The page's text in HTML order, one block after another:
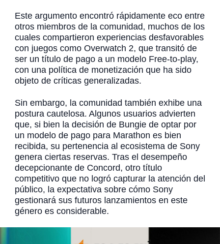
Este argumento encontró rápidamente eco entre
otros miembros de la comunidad, muchos de los
cuales compartieron experiencias desfavorables
con juegos como Overwatch 2, que transitó de
ser un título de pago a un modelo Free-to-play,
con una política de monetización que ha sido
objeto de críticas generalizadas.
Sin embargo, la comunidad también exhibe una
postura cautelosa. Algunos usuarios advierten
que, si bien la decisión de Bungie de optar por
un modelo de pago para Marathon es bien
recibida, su pertenencia al ecosistema de Sony
genera ciertas reservas. Tras el desempeño
decepcionante de Concord, otro título
competitivo que no logró capturar la atención del
público, la expectativa sobre cómo Sony
gestionará sus futuros lanzamientos en este
género es considerable.